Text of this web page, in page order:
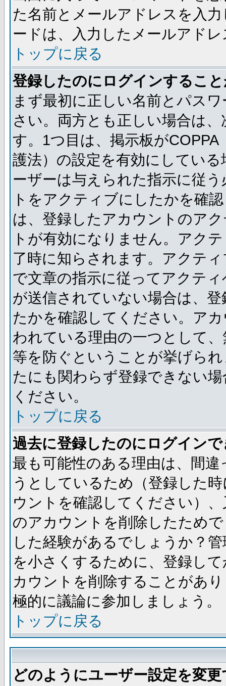
た名前とメールアドレスを入
ードは、入力したメールアド
トップに戻る
登録したのにログインするこ
まず最初に正しい名前とパス
さい。両方とも正しい場合は
す。1つ目は、掲示板が
護法）の設定を有効にしてい
ーザーは与えられた指示に従
トをアクティブにしたかを確
は、登録したアカウントのア
トが有効になりません。アク
了時に知らされます。アクテ
で文章の指示に従ってアクテ
が送信されていない場合は、
たかを確認してください。ア
われている理由の一つとして
等を防ぐということが挙げら
たにも関わらず登録できない
ください。
トップに戻る
過去に登録したのにログイン
最も可能性のある理由は、間
うとしているため（登録した
ウントを確認してください）
のアカウントを削除したため
した経験があるでしょうか？
を小さくするために、登録し
カウントを削除することがあ
極的に議論に参加しましょう。
トップに戻る
どのようにユーザー設定を変